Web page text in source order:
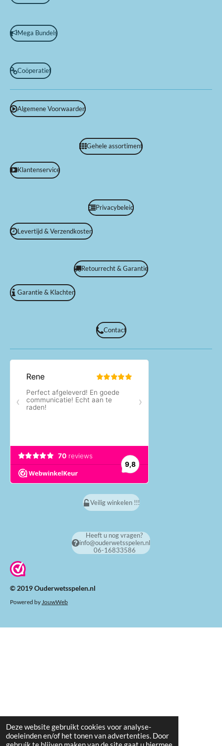
Deze website gebruikt cookies voor analyse-
doeleinden en/of het tonen van advertenties. Door
Mega Bundels
Coöperatief
Algemene Voorwaarden
Gehele assortiment
Klantenservice
Privacybeleid
Levertijd & Verzendkosten
Retourrecht & Garantie
Garantie & Klachten
Contact
Veilig winkelen !!!
Heeft u nog vragen?
info@ouderwetsspelen.nl
06-16833586
© 2019 Ouderwetsspelen.nl
Powered by JouwWeb